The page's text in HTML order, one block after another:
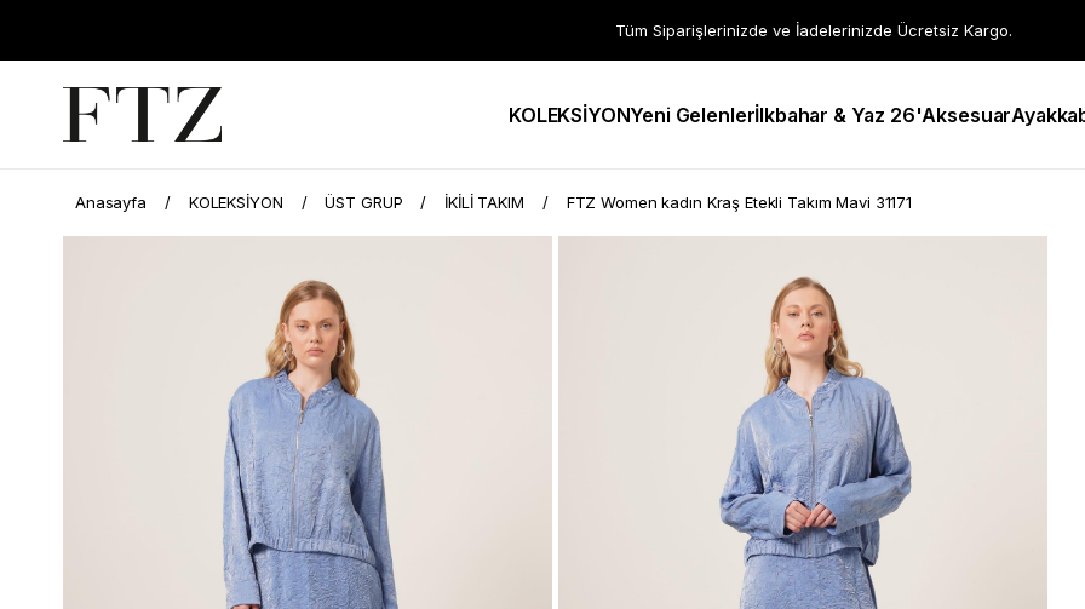
Tüm Siparişlerinizde ve İadelerinizde Ücretsiz Kargo.
KOLEKSİYONYeni Gelenlerİlkbahar & Yaz 26'Aksesuar
Anasayfa KOLEKSİYON ÜST GRUP İKİLİ TAKIM FTZ Women kadın Kraş Etekli Takım Mavi 31171